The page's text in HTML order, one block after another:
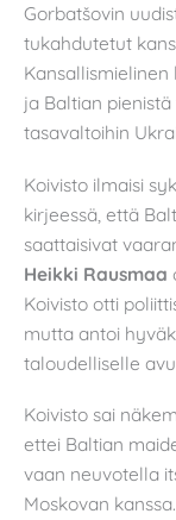
Gorbatšovin
tukahdutetut
ja Baltian
tasavaltoihin
Koivisto ilmaisi
kirjeessä, että
saattaisivat
Heikki Rausmaa
Koivisto otti
mutta antoi
taloudelliselle
Koivisto sai
ettei Baltian
vaan neuvotella
Moskovan